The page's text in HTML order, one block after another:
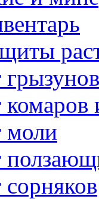
грызунов
моли
сорняков